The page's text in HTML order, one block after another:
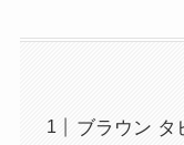
ブラウン タ